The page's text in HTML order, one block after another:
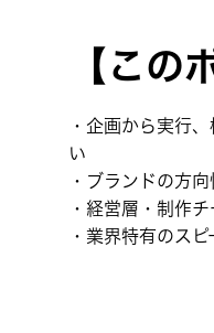
【この
・企画から実行
い
・ブランドの方
・経営層・制作
・業界特有のス